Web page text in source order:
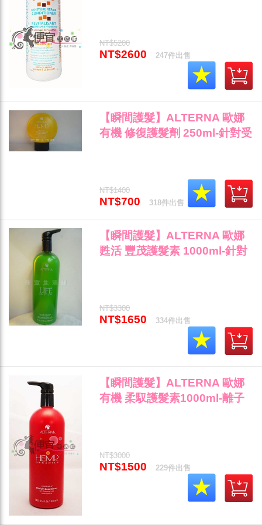
NT$5200
NT$2600 247件出售
【瞬間護髮】ALTERNA 歐娜
有機 修復護髮劑 250ml-針對受
NT$1400
NT$700 318件出售
【瞬間護髮】ALTERNA 歐娜
甦活 豐茂護髮素 1000ml-針對
NT$3300
NT$1650 334件出售
【瞬間護髮】ALTERNA 歐娜
有機 柔馭護髮素1000ml-離子
NT$3000
NT$1500 229件出售